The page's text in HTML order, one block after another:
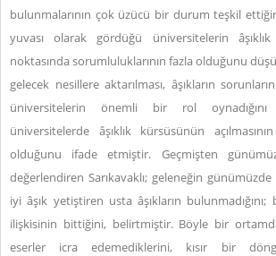
bulunmalarının çok üzücü bir durum teşkil
yuvası olarak gördüğü üniversitelerin
noktasında sorumluluklarının fazla olduğunu
gelecek nesillere aktarılması, âşıkların
üniversitelerin önemli bir rol oynadığını
üniversitelerde âşıklık kürsüsünün
olduğunu ifade etmiştir. Geçmişten
değerlendiren Sarıkavaklı; geleneğin
iyi âşık yetiştiren usta âşıkların
ilişkisinin bittiğini, belirtmiştir. Böyle bir
eserler icra edemediklerini, kısır bir